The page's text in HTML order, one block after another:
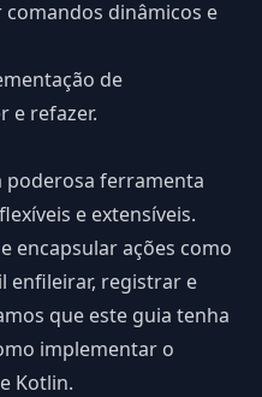
comandos dinâmicos e
de
e refazer.
poderosa ferramenta
e extensíveis.
encapsular ações como
enfileirar, registrar e
que este guia tenha
implementar o
Kotlin.